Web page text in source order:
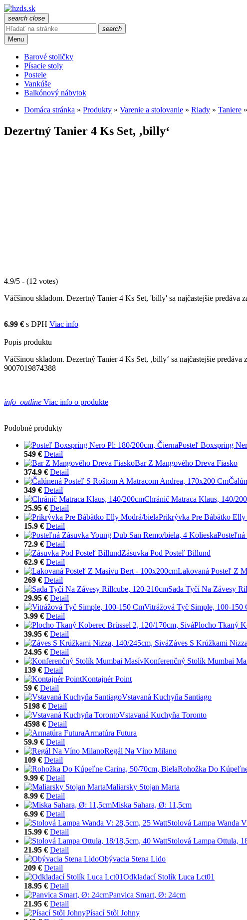
search close
search
Menu
Barové stoličky
Písacie stoly
Postele
Vankúše
Balkónový nábytok
Domáca stránka » Produkty » Varenie a stolovanie » Riady » Taniere »
Dezertný Tanier 4 Ks Set, ‚billy‘
4.9/5 - (12 votes)
Väčšinou skladom. Dezertný Tanier 4 Ks Set, 'billy' sa najčastejšie predáva
6.99 € s DPH Viac info
Popis produktu
Väčšinou skladom. Dezertný Tanier 4 Ks Set, ‚billy‘ sa najčastejšie
9007019874388
info_outline Viac info o produkte
Podobné produkty
Posteľ Boxspring
549 € Detail
Bar Z Mangového Dreva Fiasko
374.9 € Detail
349 € Detail
Chránič Matraca Klaus, 140/
25.95 € Detail
Prikrývka Pre Bábätko Elly
15.9 € Detail
Posteľná
72.9 € Detail
Zásuvka Pod Posteľ Billund
62.9 € Detail
Lakovaná Posteľ Z
269 € Detail
Sada Tyčí Na Závesy
29.95 € Detail
Vitrážová Tyč Simple, 100-150
3.99 € Detail
Plocho Tkaný
39.95 € Detail
Záves S Krúžkami
24.95 € Detail
Konferenčný Stolík Mumbai
139 € Detail
Kontajnér Point
59 € Detail
Vstavaná Kuchyňa Santiago
5198 € Detail
Vstavaná Kuchyňa Toronto
4598 € Detail
Armatúra Futura
59.9 € Detail
Regál Na Víno Milano
109 € Detail
Rohožka Do
9.99 € Detail
Maliarsky Stojan Marta
8.99 € Detail
Miska Sahara, Ø: 11,5cm
6.99 € Detail
Stolová Lampa Wanda
15.99 € Detail
Stolová Lampa Ottula,
21.95 € Detail
Obývacia Stena Lido
209 € Detail
Odkladací Stolík Luca Lct01
18.95 € Detail
Panvica Smart, Ø: 24cm
21.95 € Detail
Písací Stôl Johny